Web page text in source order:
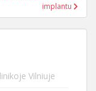
implantu
Vilniuje